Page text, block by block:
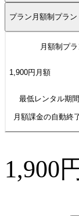
プラン 月額制プラン
月額制プラ
1,900円 月額
最低レンタル期
月額課金の自動終
1,900円